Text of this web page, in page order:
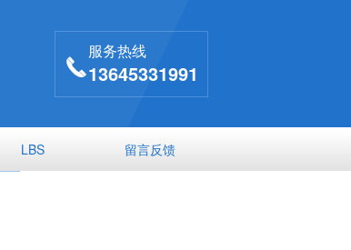
服务热线
13645331991
LBS 留言反馈